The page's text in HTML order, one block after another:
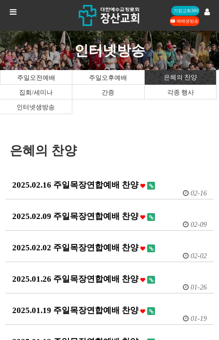
가정교회360
예배생방송
인터넷방송
주일오전예배 주일오후예배 은혜의 찬양
집회/세미나 간증
각종 행사
인터넷생방송
은혜의 찬양
2025.02.16 주일목장연합예배 찬양
02-16
2025.02.09 주일목장연합예배 찬양
02-09
2025.02.02 주일목장연합예배 찬양
02-02
2025.01.26 주일목장연합예배 찬양
01-26
2025.01.19 주일목장연합예배 찬양
01-19